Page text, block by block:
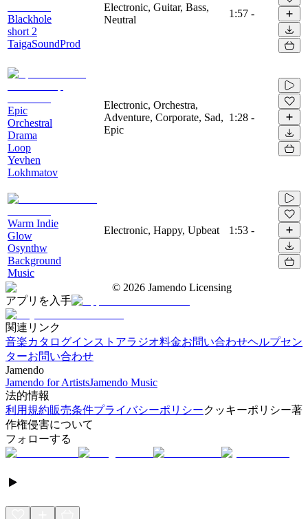
Blackhole
short 2
TaigaSoundProd
Electronic, Guitar, Bass,
Neutral
1:57 -
Epic
Orchestral
Drama
Loop
Yevhen
Lokhmatov
Electronic, Orchestra,
Adventure, Corporate, Sad,
Epic
1:28 -
Warm Indie
Glow
Osynthw
Background
Music
Electronic, Happy, Upbeat 1:53 -
© 2026 Jamendo Licensing
アプリを入手
関連リンク
音楽カタログインストアラジオ料金お問い合わせヘルプセン
ターお問い合わせ
Jamendo
Jamendo for ArtistsJamendo Music
法的情報
利用規約販売条件プライバシーポリシークッキーポリシー著
作権侵害について
フォローする